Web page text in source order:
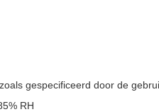
gespecificeerd door de
RH